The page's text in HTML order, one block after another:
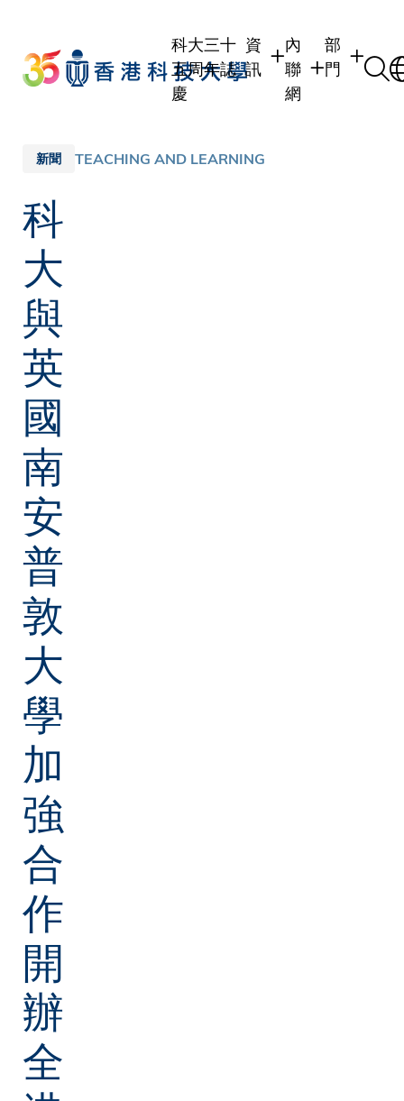
main
content
科大三十
五周年誌
慶
資
訊
職員
內
聯
網
部
門
新聞 TEACHING AND LEARNING
科
大
與
英
國
南
安
普
敦
大
學
加
強
合
作
開
辦
全